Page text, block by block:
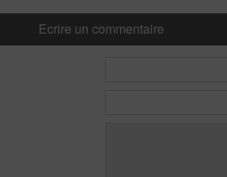
Ecrire un commentaire